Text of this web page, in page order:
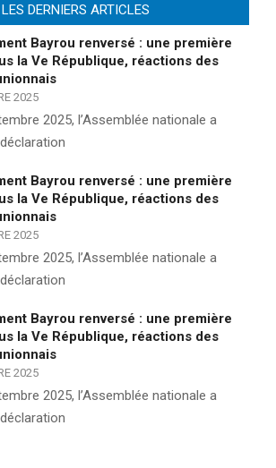
LES DERNIERS ARTICLES
Bayrou renversé : une première
la Ve République, réactions des
2025
2025, l’Assemblée nationale a
Bayrou renversé : une première
la Ve République, réactions des
2025
2025, l’Assemblée nationale a
Bayrou renversé : une première
la Ve République, réactions des
2025
2025, l’Assemblée nationale a